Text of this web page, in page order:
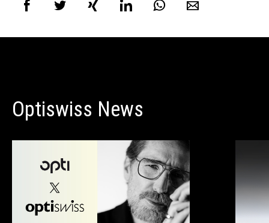
Optiswiss News